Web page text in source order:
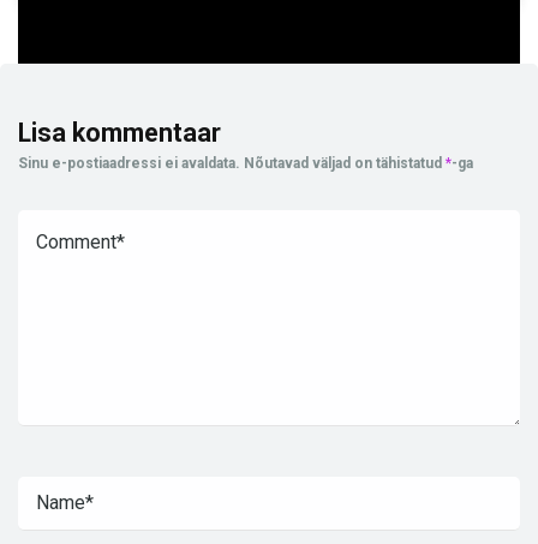
Lisa kommentaar
Sinu e-postiaadressi ei avaldata. Nõutavad väljad on tähistatud *-ga